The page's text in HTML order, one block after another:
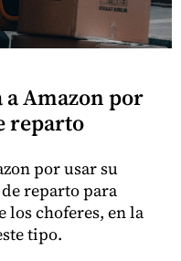
a Amazon por
reparto
por usar su
reparto para
los choferes, en la
tipo.